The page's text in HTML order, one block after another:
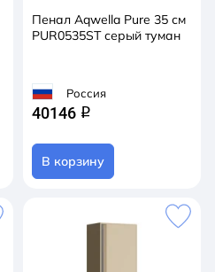
Пенал Aqwella Pure 35 см
PUR0535ST серый туман
Россия
40146 q
В корзину